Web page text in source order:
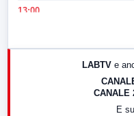
13:00
17:00
LABTV e
CANALE
E